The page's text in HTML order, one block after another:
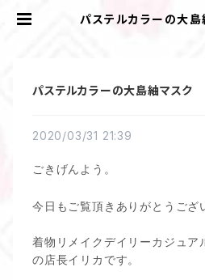
パステルカラーの大島
パステルカラーの大島紬マスク
2020/03/31 21:39
ごきげんよう。
今日もご覧頂きありがとうござ
着物リメイクデイリーカジュア
の店長イリカです。